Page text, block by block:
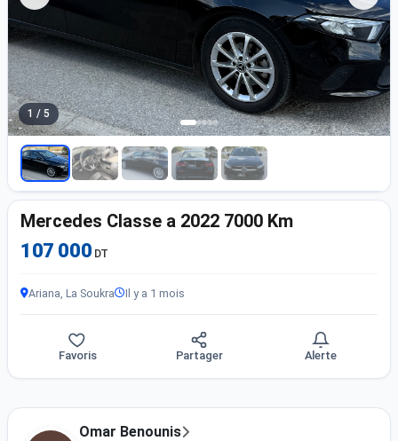
1 / 5
Mercedes Classe a 2022 7000 Km
107 000 DT
Ariana, La Soukra Il y a 1 mois
Favoris Partager Alerte
Omar Benounis